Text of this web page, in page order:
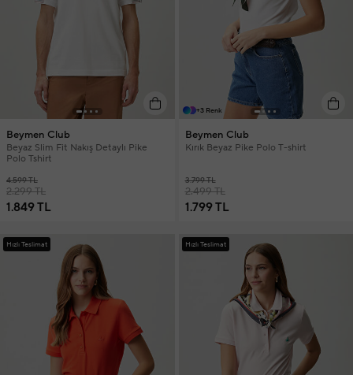
Beymen Club
Beyaz Slim Fit Nakış Detaylı Pike
Polo Tshirt
4.599 TL
2.299 TL
1.849 TL
+3 Renk
Beymen Club
Kırık Beyaz Pike Polo T-shirt
3.799 TL
2.499 TL
1.799 TL
Hızlı Teslimat Hızlı Teslimat